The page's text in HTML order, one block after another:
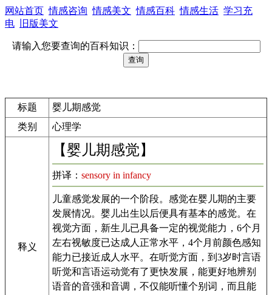
网站首页 情感咨询 情感美文 情感百科 情感生活 学习充
电
旧版美文
请输入您要查询的百科知识：
标题
婴儿期感觉
类别
心理学
释义
【婴儿期感觉】
拼译： sensory in infancy
儿童感觉发展的一个阶段。感觉在婴儿期的主要
发展情况。婴儿出生以后便具有基本的感觉。在
视觉方面，新生儿已具备一定的视觉能力，6个月
左右视敏度已达成人正常水平，4个月前颜色感知
能力已接近成人水平。在听觉方面，到3岁时言语
听觉和言语运动觉有了更快发展，能更好地辨别
语音的音强和音调，不仅能听懂个别词，而且能